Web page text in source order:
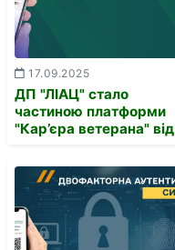
17.09.2025
ДП "ЛІАЦ" стало
частиною платформи
"Кар’єра ветерана" від
ветеранського фонду.